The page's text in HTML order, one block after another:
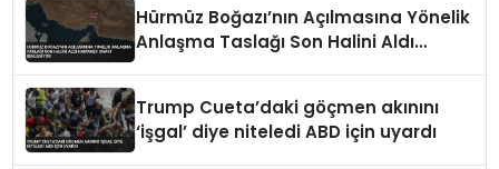
Hürmüz Boğazı’nın Açılmasına Yönelik
Anlaşma Taslağı Son Halini Aldı
Trump Cueta’daki göçmen akınını
‘işgal’ diye niteledi ABD için uyardı